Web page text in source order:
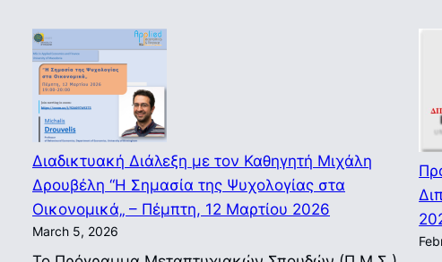
Διαδικτυακή Διάλεξη με τον Καθηγητή Μιχάλη
Δρουβέλη “Η Σημασία της Ψυχολογίας στα
Οικονομικά„ – Πέμπτη, 12 Μαρτίου 2026
March 5, 2026